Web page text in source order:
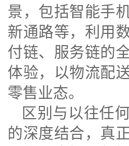
景，包括智能手
新通路等，利用
付链、服务链的
体验，以物流配
零售业态。
区别与以往任
的深度结合，真